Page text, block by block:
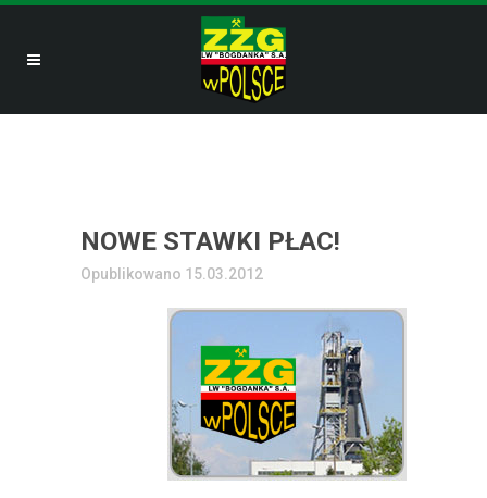
NOWE STAWKI PŁAC!
Opublikowano 15.03.2012